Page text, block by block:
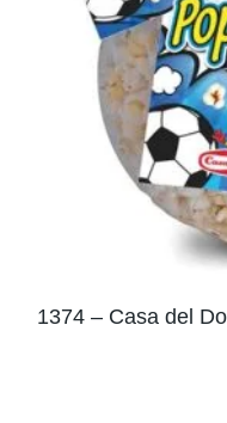
1374 – Casa del